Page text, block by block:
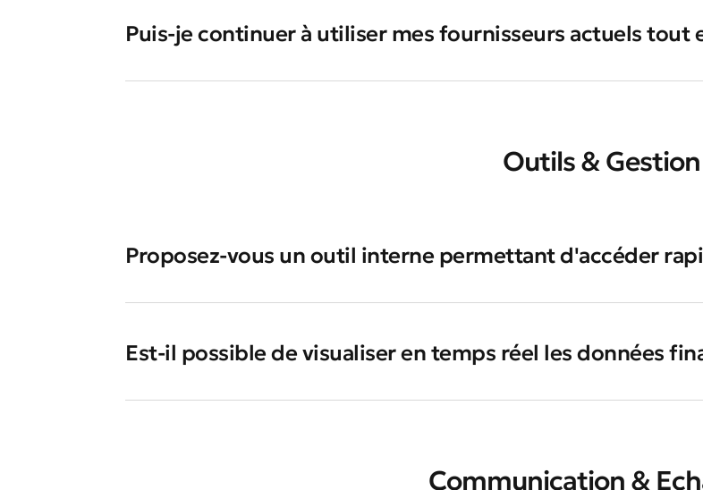
Puis-je continuer à utiliser mes fournisseurs actuels tout
Outils & Gestion
Proposez-vous un outil interne permettant d'accéder
Est-il possible de visualiser en temps réel les données
Communication &